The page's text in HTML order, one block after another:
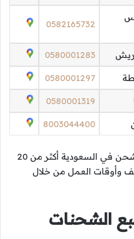
0582165732
0580001283
0580001297
0580001319
8003044400
يمكن مشاهدة فروع السيف للشحن في السعودية أكثر من 20
وأوقات العمل من خلال
الشحنات